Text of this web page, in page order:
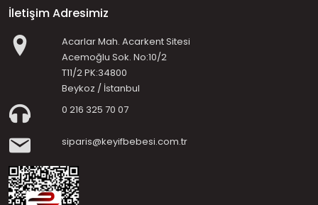
İletişim Adresimiz
Acarlar Mah. Acarkent Sitesi
Acemoğlu Sok. No:10/2
T11/2 PK:34800
Beykoz / İstanbul
0 216 325 70 07
siparis@keyifbebesi.com.tr